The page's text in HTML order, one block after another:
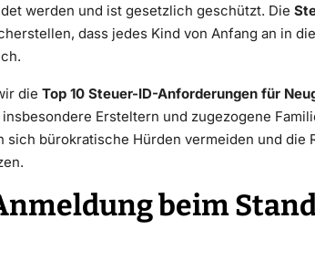
werden und ist gesetzlich geschützt. Die
dass jedes Kind von Anfang an in
die Top 10 Steuer-ID-Anforderungen für
Ersteltern und zugezogene
sich bürokratische Hürden vermeiden und
beim